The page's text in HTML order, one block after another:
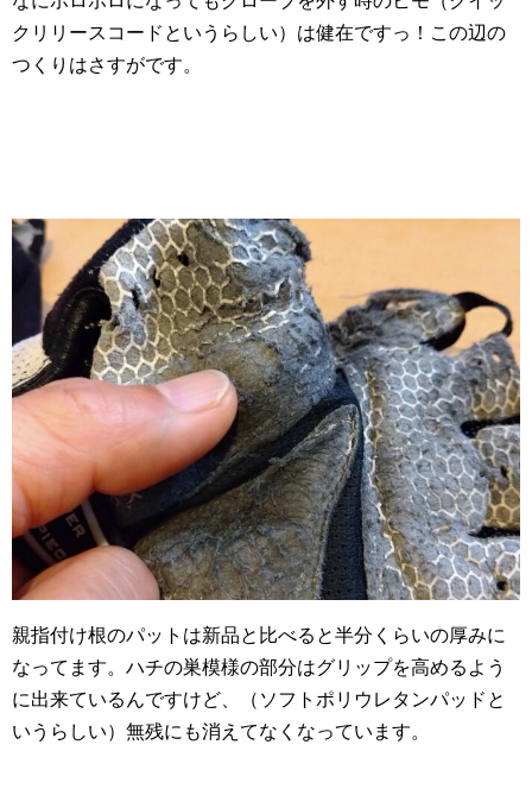
クリリースコードというらしい）は健在ですっ！この辺の
つくりはさすがです。
親指付け根のパットは新品と比べると半分くらいの厚みに
なってます。ハチの巣模様の部分はグリップを高めるよう
に出来ているんですけど、（ソフトポリウレタンパッドと
いうらしい）無残にも消えてなくなっています。